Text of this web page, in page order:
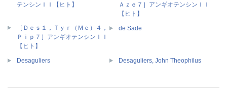
テンシンＩＩ【ヒト】
Ａｚｅ７］アンギオテンシンＩＩ
【ヒト】
［Ｄｅｓ１，Ｔｙｒ（Ｍｅ）４，
Ｐｉｐ７］アンギオテンシンＩＩ
【ヒト】
de Sade
Desaguliers Desaguliers, John Theophilus